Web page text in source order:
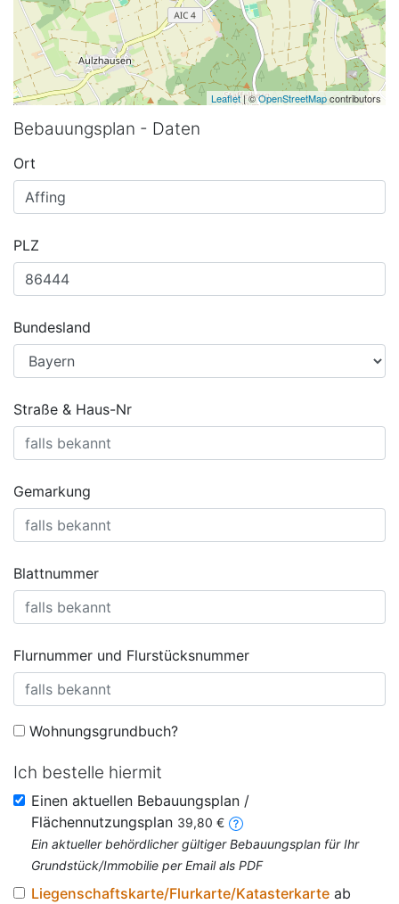
Leaflet| ©OpenStreetMapcontributors
Bebauungsplan - Daten
Ort
PLZ
Bundesland
Straße & Haus-Nr
Gemarkung
Blattnummer
Flurnummer und Flurstücksnummer
Wohnungsgrundbuch?
Ich bestelle hiermit
Einen aktuellen Bebauungsplan /
Flächennutzungsplan 39,80 €
Ein aktueller behördlicher gültiger Bebauungsplan für Ihr
Grundstück/Immobilie per Email als PDF
Liegenschaftskarte/Flurkarte/Katasterkarte ab